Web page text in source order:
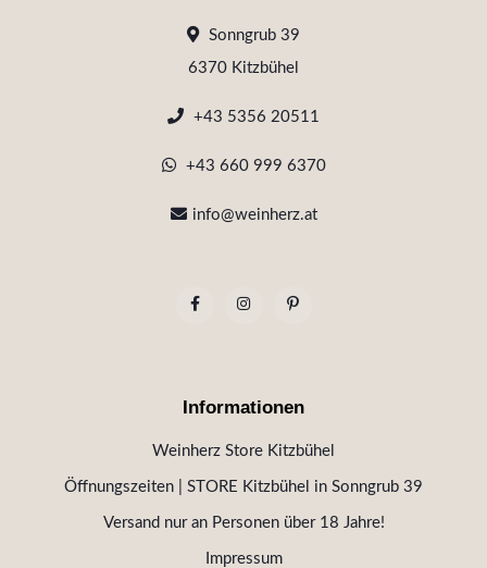
Sonngrub 39
6370 Kitzbühel
+43 5356 20511
+43 660 999 6370
info@weinherz.at
Informationen
Weinherz Store Kitzbühel
Öffnungszeiten | STORE Kitzbühel in Sonngrub 39
Versand nur an Personen über 18 Jahre!
Impressum